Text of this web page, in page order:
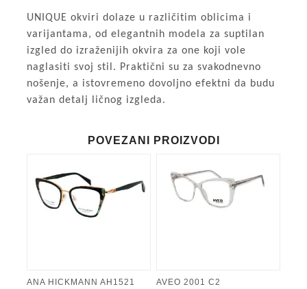
UNIQUE okviri dolaze u različitim oblicima i
varijantama, od elegantnih modela za suptilan
izgled do izraženijih okvira za one koji vole
naglasiti svoj stil. Praktični su za svakodnevno
nošenje, a istovremeno dovoljno efektni da budu
važan detalj ličnog izgleda.
POVEZANI PROIZVODI
ANA HICKMANN AH1521
AVEO 2001 C2